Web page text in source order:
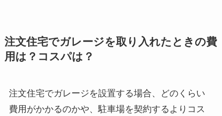
注文住宅でガレージを取り入れたときの費
用は？コスパは？
注文住宅でガレージを設置する場合、どのくらい
費用がかかるのかや、駐車場を契約するよりコス